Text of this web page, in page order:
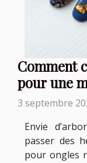
Comment
pour une
3 septembre
Envie
passer des
pour ongles